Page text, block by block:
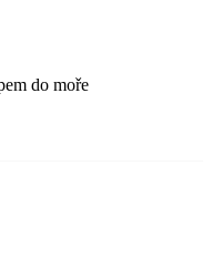
do moře